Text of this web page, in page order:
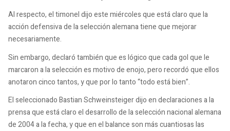
Al respecto, el timonel dijo este miércoles que está claro que la
acción defensiva de la selección alemana tiene que mejorar
necesariamente.
Sin embargo, declaró también que es lógico que cada gol que le
marcaron a la selección es motivo de enojo, pero recordó que ellos
anotaron cinco tantos, y que por lo tanto “todo está bien”.
El seleccionado Bastian Schweinsteiger dijo en declaraciones a la
prensa que está claro el desarrollo de la selección nacional alemana
de 2004 a la fecha, y que en el balance son más cuantiosas las